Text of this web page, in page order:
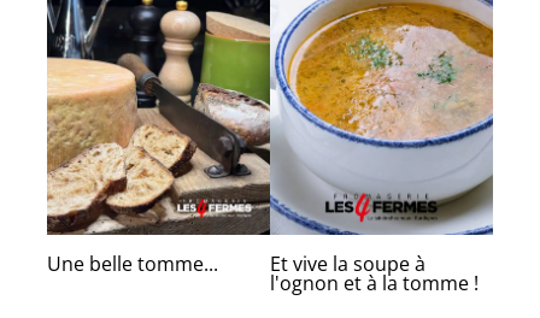
Une belle tomme... Et vive la soupe à
l'ognon et à la tomme !